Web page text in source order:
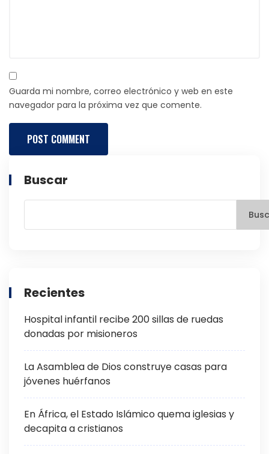
Guarda mi nombre, correo electrónico y web en este
navegador para la próxima vez que comente.
Buscar
Recientes
Hospital infantil recibe 200 sillas de ruedas
donadas por misioneros
La Asamblea de Dios construye casas para
jóvenes huérfanos
En África, el Estado Islámico quema iglesias y
decapita a cristianos